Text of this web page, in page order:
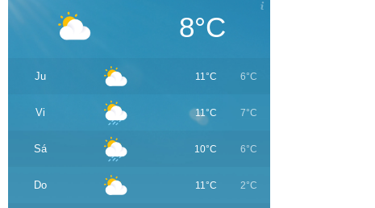
8°C
Ju 11°C 6°C
Vi 11°C 7°C
Sá 10°C 6°C
Do 11°C 2°C